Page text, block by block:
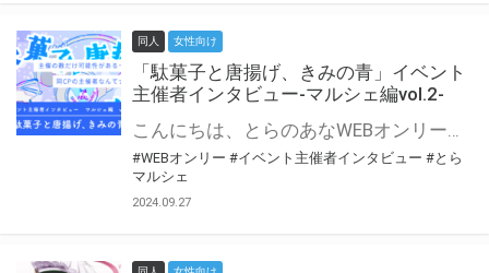
同人 女性向け
「駄菓子と唐揚げ、きみの青」イベント
主催者インタビュー-マルシェ編vol.2-
こんにちは、とらのあなWEBオンリー運営スタッフです。 新たにお届けする、イベント主催者インタビュー-マルシェ編-は、 とらのあなWEBオンリー「マルシェ」をご利用の主催様に 「マルシェ」を使ってイベントを開催した感想や心がけをお聞きする企画です。 今回は、WEBオンリー初開催「駄菓子と唐揚げ、きみの青」より、 主催のぎこ六屋様にお話を伺いました。 協力：ぎこ六屋様／イベント公式Twitter（@krkgwks） とらのあなWEBオンリー「マルシェ」とは？ WEBオンリーでリアルタイムでコミュニケーションがとれるオンライン会場です。
#WEBオンリー #イベント主催者インタビュー #とら
マルシェ
2024.09.27